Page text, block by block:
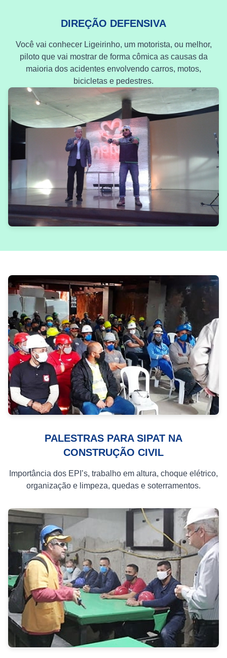
DIREÇÃO DEFENSIVA
Você vai conhecer Ligeirinho, um motorista, ou melhor,
piloto que vai mostrar de forma cômica as causas da
maioria dos acidentes envolvendo carros, motos,
bicicletas e pedestres.
PALESTRAS PARA SIPAT NA
CONSTRUÇÃO CIVIL
Importância dos EPI’s, trabalho em altura, choque elétrico,
organização e limpeza, quedas e soterramentos.